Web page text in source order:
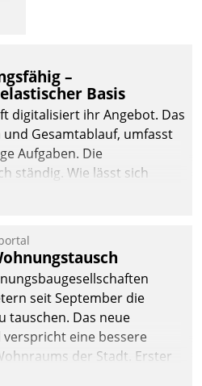
–
Basis
digitalisiert ihr Angebot. Das
Gesamtablauf, umfasst
Aufgaben. Die
ständig. Wie lässt sich
und zugleich Freiraum
seit September die
tauschen. Das neue
eine bessere
der Stadt. Erster
Lösung API-Hub mit